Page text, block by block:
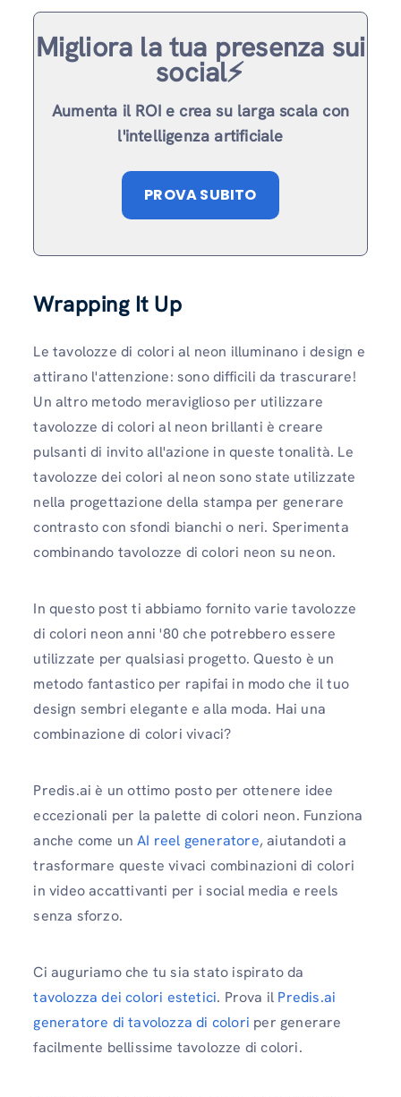
Migliora la tua presenza sui
social⚡️
Aumenta il ROI e crea su larga scala con
l'intelligenza artificiale
PROVA SUBITO
Wrapping It Up
Le tavolozze di colori al neon illuminano i design e
attirano l'attenzione: sono difficili da trascurare!
Un altro metodo meraviglioso per utilizzare
tavolozze di colori al neon brillanti è creare
pulsanti di invito all'azione in queste tonalità. Le
tavolozze dei colori al neon sono state utilizzate
nella progettazione della stampa per generare
contrasto con sfondi bianchi o neri. Sperimenta
combinando tavolozze di colori neon su neon.
In questo post ti abbiamo fornito varie tavolozze
di colori neon anni '80 che potrebbero essere
utilizzate per qualsiasi progetto. Questo è un
metodo fantastico per rapifai in modo che il tuo
design sembri elegante e alla moda. Hai una
combinazione di colori vivaci?
Predis.ai è un ottimo posto per ottenere idee
eccezionali per la palette di colori neon. Funziona
anche come un AI reel generatore, aiutandoti a
trasformare queste vivaci combinazioni di colori
in video accattivanti per i social media e reels
senza sforzo.
Ci auguriamo che tu sia stato ispirato da
tavolozza dei colori estetici. Prova il Predis.ai
generatore di tavolozza di colori per generare
facilmente bellissime tavolozze di colori.